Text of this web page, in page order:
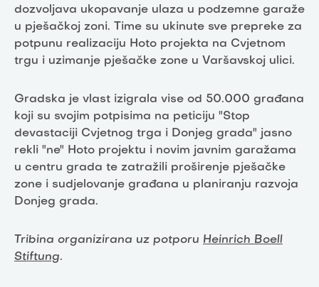
dozvoljava ukopavanje ulaza u podzemne garaže
u pješačkoj zoni. Time su ukinute sve prepreke za
potpunu realizaciju Hoto projekta na Cvjetnom
trgu i uzimanje pješačke zone u Varšavskoj ulici.
Gradska je vlast izigrala vise od 50.000 građana
koji su svojim potpisima na peticiju "Stop
devastaciji Cvjetnog trga i Donjeg grada" jasno
rekli "ne" Hoto projektu i novim javnim garažama
u centru grada te zatražili proširenje pješačke
zone i sudjelovanje građana u planiranju razvoja
Donjeg grada.
Tribina organizirana uz potporu Heinrich Boell
Stiftung.